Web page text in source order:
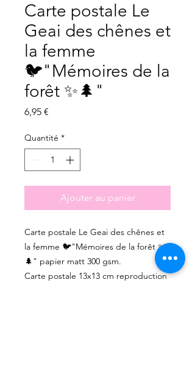
Carte postale Le
Geai des chênes et
la femme
🐦"Mémoires de la
forêt ✨🌲"
6,95 €
Quantité *
Ajouter au panier
Carte postale Le Geai des chênes et
la femme 🐦"Mémoires de la forêt ✨
🌲" papier matt 300 gsm.
Carte postale 13x13 cm reproduction